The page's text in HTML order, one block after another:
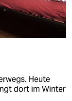
Heute
dort im Winter